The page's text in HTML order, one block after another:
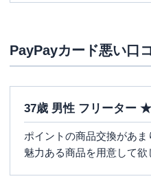
PayPayカード悪い口
37歳 男性 フリータ
ポイントの商品交換があ
魅力ある商品を用意して欲